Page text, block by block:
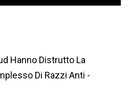
Hanno Distrutto La
Di Razzi Anti -